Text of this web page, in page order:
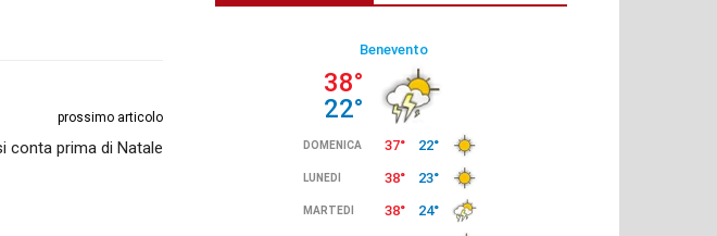
prossimo articolo
conta prima di Natale